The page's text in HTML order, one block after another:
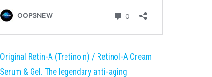
Original Retin-A (Tretinoin) / Retinol-A Cream
Serum & Gel. The legendary anti-aging